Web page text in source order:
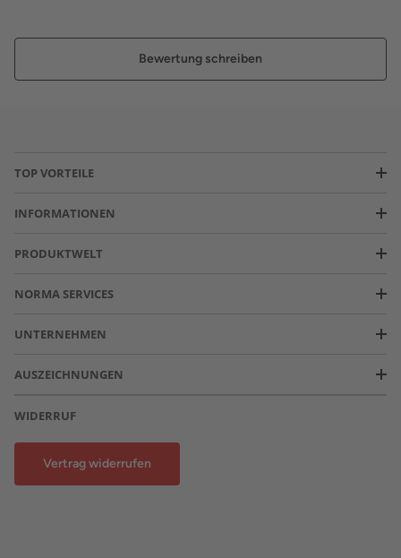
Bewertung schreiben
TOP VORTEILE
INFORMATIONEN
PRODUKTWELT
NORMA SERVICES
UNTERNEHMEN
AUSZEICHNUNGEN
WIDERRUF
Vertrag widerrufen